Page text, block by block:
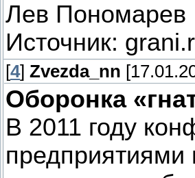
Лев Пономарев
Источник:
[4] Zvezda_nn
Оборонка
В 2011 году